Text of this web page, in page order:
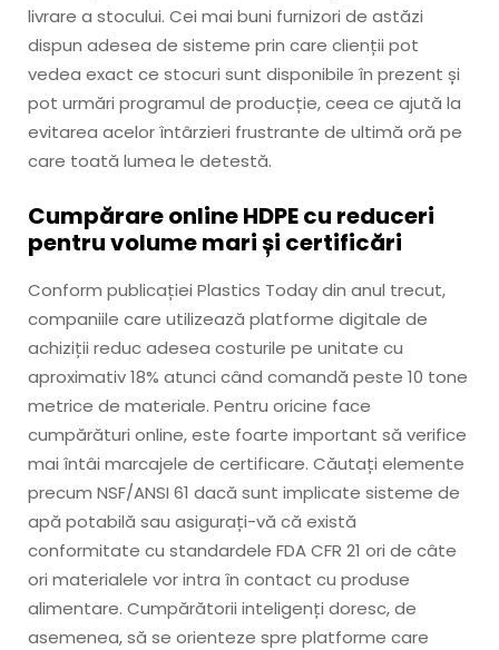
livrare a stocului. Cei mai buni furnizori de astăzi
dispun adesea de sisteme prin care clienții pot
vedea exact ce stocuri sunt disponibile în prezent și
pot urmări programul de producție, ceea ce ajută la
evitarea acelor întârzieri frustrante de ultimă oră pe
care toată lumea le detestă.
Cumpărare online HDPE cu reduceri
pentru volume mari și certificări
Conform publicației Plastics Today din anul trecut,
companiile care utilizează platforme digitale de
achiziții reduc adesea costurile pe unitate cu
aproximativ 18% atunci când comandă peste 10 tone
metrice de materiale. Pentru oricine face
cumpărături online, este foarte important să verifice
mai întâi marcajele de certificare. Căutați elemente
precum NSF/ANSI 61 dacă sunt implicate sisteme de
apă potabilă sau asigurați-vă că există
conformitate cu standardele FDA CFR 21 ori de câte
ori materialele vor intra în contact cu produse
alimentare. Cumpărătorii inteligenți doresc, de
asemenea, să se orienteze spre platforme care